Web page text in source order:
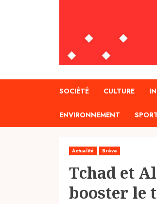
SOCIÉTÉ CULTURE
ENVIRONNEMENT
Actualité Brève
Tchad et
booster le